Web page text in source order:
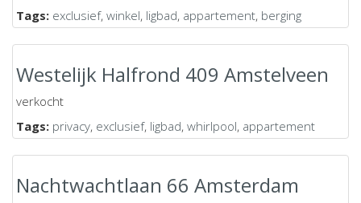
Tags: exclusief, winkel, ligbad, appartement, berging
Westelijk Halfrond 409 Amstelveen
verkocht
Tags: privacy, exclusief, ligbad, whirlpool, appartement
Nachtwachtlaan 66 Amsterdam